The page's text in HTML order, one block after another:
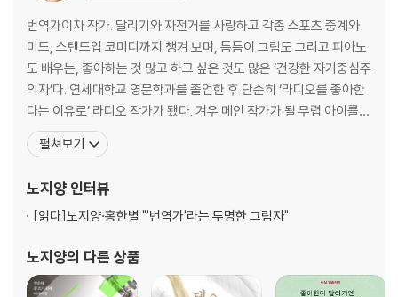
번역가이자 작가. 달리기와 자전거를 사랑하고 각종 스포츠 중계와
미드, 스탠드업 코미디까지 챙겨 보며, 틈틈이 그림도 그리고 피아노
도 배우는, 좋아하는 것 많고 하고 싶은 것도 많은 ‘건강한 자기중심주
의자’다. 연세대학교 영문학과를 졸업한 후 단순히 ‘라디오를 좋아한
다는 이유로’ 라디오 작가가 됐다. 겨우 메인 작가가 될 무렵 아이를
가지면서 방송 일을 그만두게 되었다. 이후 번역을 시작해 10년이 넘
어가면서 점차 인정받는 번역가가 되었지만, 마음 한편에는 늘 자신
에 관한 단상들을 쓴 책 『먹고사는 게 전부가
펼쳐보기
노지양 인터뷰
[읽다]노지양·홍한별 "'번역가'라는 투명한 그림자"
노지양의 다른 상품